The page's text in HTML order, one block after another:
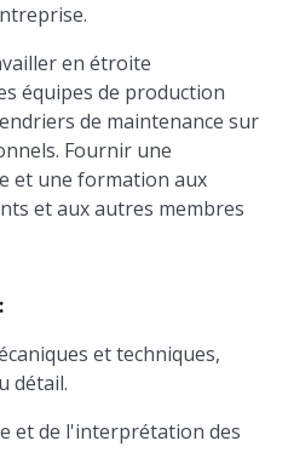
en étroite
équipes de production
de maintenance sur
Fournir une
et une formation aux
et aux autres membres
et techniques,
détail.
et de l'interprétation des